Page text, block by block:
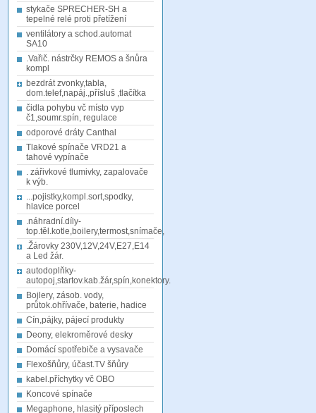
stykače SPRECHER-SH a
tepelné relé proti přetížení
ventilátory a schod.automat
SA10
.Vařič. nástrčky REMOS a šnůra
kompl
bezdrát zvonky,tabla,
dom.telef,napáj.,přísluš ,tlačítka
čidla pohybu vč místo vyp
č1,soumr.spín, regulace
odporové dráty Canthal
Tlakové spínače VRD21 a
tahové vypínače
. zářivkové tlumivky, zapalovače
k výb.
...pojistky,kompl.sort,spodky,
hlavice porcel
.náhradní.díly-
top.těl.kotle,boilery,termost,snímače,
.Žárovky 230V,12V,24V,E27,E14
a Led žár.
autodoplňky-
autopoj,startov.kab.žár,spín,konektory.
Bojlery, zásob. vody,
průtok.ohřívače, baterie, hadice
Cín,pájky, pájecí produkty
Deony, elekroměrové desky
Domácí spotřebiče a vysavače
Flexošňůry, účast.TV šňůry
kabel.příchytky vč OBO
Koncové spínače
Megaphone, hlasitý příposlech